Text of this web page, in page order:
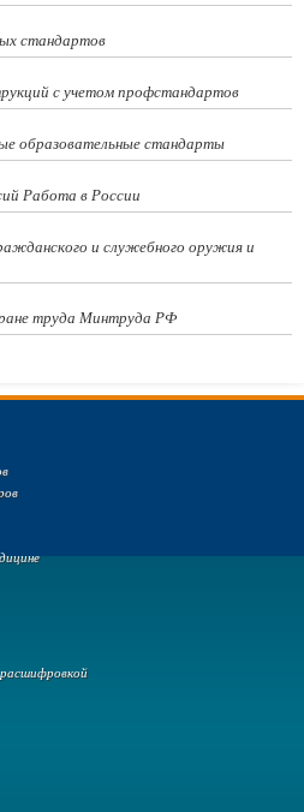
стандартов
с учетом профстандартов
образовательные стандарты
Работа в России
и служебного оружия и
труда Минтруда РФ